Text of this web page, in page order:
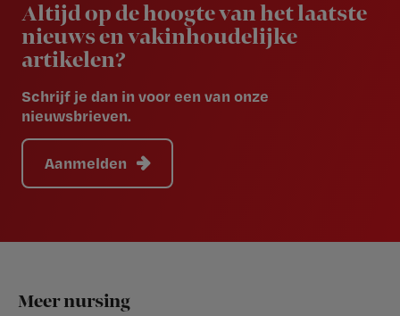
Altijd op de hoogte van het laatste
nieuws en vakinhoudelijke
artikelen?
Schrijf je dan in voor een van onze
nieuwsbrieven.
Aanmelden
Footer
Meer nursing